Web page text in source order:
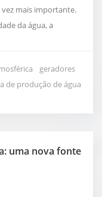
mais importante.
da água, a
de obter água
ganha...
geradores
de produção de água
uma nova fonte